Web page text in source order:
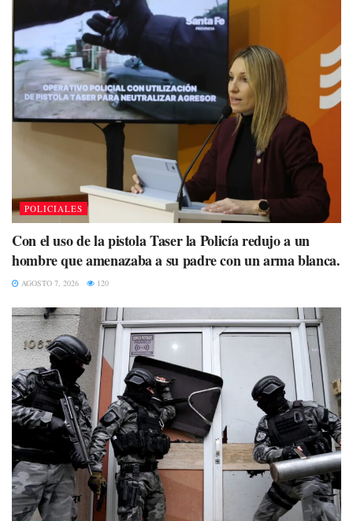
POLICIALES
Con el uso de la pistola Taser la Policía redujo a un
hombre que amenazaba a su padre con un arma blanca.
AGOSTO 7, 2026 120